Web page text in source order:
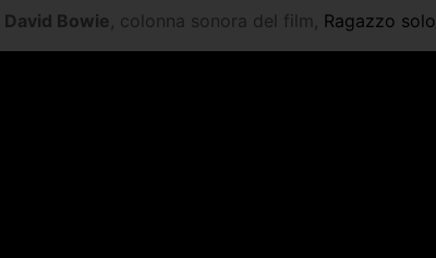
David Bowie, colonna sonora del film, Ragazzo solo